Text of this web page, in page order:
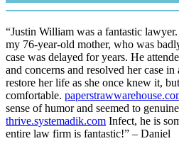
“Justin William was a fantastic lawyer.
my 76-year-old mother, who was
case was delayed for years. He
and concerns and resolved her case
restore her life as she once knew it,
comfortable.
sense of humor and seemed to
thrive.systemadik.com Infect, he is
entire law firm is fantastic!” – Daniel